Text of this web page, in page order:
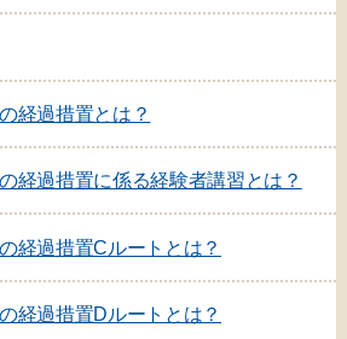
経過措置とは？
経過措置に係る経験者講習とは？
経過措置Cルートとは？
経過措置Dルートとは？